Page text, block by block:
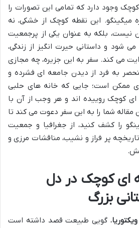
کوچک وجود دارد که تمامی این تصورات را
این نقطه کوچک از خشکی، نه
نیست، بلکه به عنوان یکی از پرجمعیت
شود و داستانی حیرت انگیز از زندگی،
می کند. سفر به این جزیره، چه مجازی
به فرد از دیدن جامعه ای فشرده و
ممکن است؛ جایی که خانه های حلبی
ای کوچک روییده اند و هر وجب از آن با
شما را به این سفر دعوت می کند تا
را کشف کنید، از جغرافیا و جمعیت
پر فراز و نشیب، مناقشات مرزی و
ای کوچک در دل
بزرگ
ویکتوریا، گویی طبیعت قصد داشته است